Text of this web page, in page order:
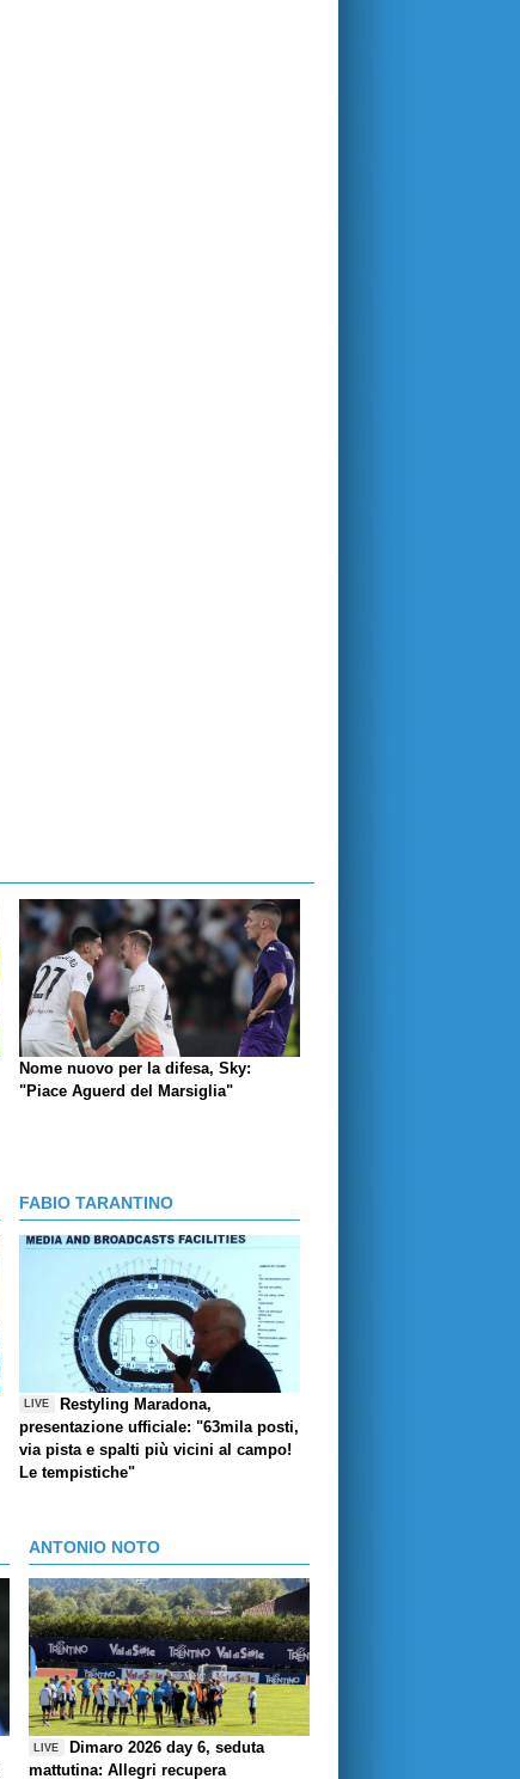
Nome nuovo per la difesa, Sky:
"Piace Aguerd del Marsiglia"
FABIO TARANTINO
LIVE
Restyling Maradona,
presentazione ufficiale: "63mila posti,
via pista e spalti più vicini al campo!
Le tempistiche"
ANTONIO NOTO
LIVE
Dimaro 2026 day 6, seduta
mattutina: Allegri recupera